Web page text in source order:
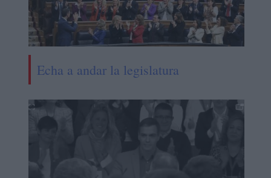
Echa a andar la legislatura